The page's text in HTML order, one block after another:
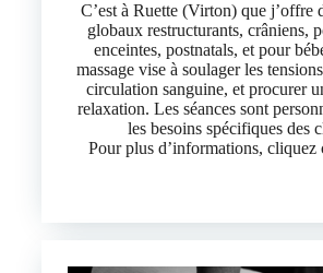
C’est à Ruette (Virton) que j’offre
globaux restructurants, crâniens,
enceintes, postnatals, et pour
massage vise à soulager les
circulation sanguine, et procurer
relaxation. Les séances sont
les besoins spécifiques des
Pour plus d’informations, cliquez